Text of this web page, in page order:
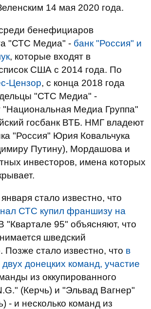
14 мая 2020 года.
бенефициаров
"СТС Медиа" - банк "Россия" и
, которые входят в
США с 2014 года. По
Цензор, с конца 2018 года
"СТС Медиа" -
"Национальная Медиа Группа"
госбанк ВТБ. НМГ владеют
"Россия" Юрия Ковальчука
Путину), Мордашова и
инвесторов, имена которых
стало известно, что
СТС купил франшизу на
"Квартале 95" объясняют, что
шведский
Позже стало известно, что в
донецких команд, участие
из оккупированного
(Керчь) и "Эльвад Вагнер"
- и несколько команд из